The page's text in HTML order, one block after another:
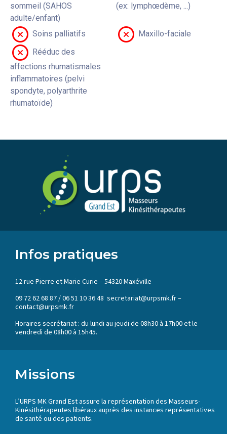
sommeil (SAHOS
adulte/enfant)
(ex: lymphœdème, ...)
Soins palliatifs
Maxillo-faciale
Rééduc des
affections rhumatismales
inflammatoires (pelvi
spondyte, polyarthrite
rhumatoïde)
Infos pratiques
12 rue Pierre et Marie Curie – 54320 Maxéville
09 72 62 68 87 / 06 51 10 36 48 secretariat@urpsmk.fr –
contact@urpsmk.fr
Horaires secrétariat : du lundi au jeudi de 08h30 à 17h00 et le
vendredi de 08h00 à 15h45.
Missions
L’URPS MK Grand Est assure la représentation des Masseurs-
Kinésithérapeutes libéraux auprès des instances représentatives
de santé ou des patients.